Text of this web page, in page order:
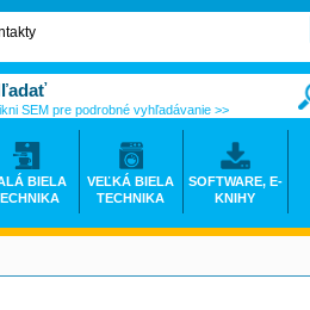
SEM pre podrobné vyhľadávanie >>
BIELA
VEĽKÁ BIELA
TECHNIKA
SOFTWARE, E-
KNIHY